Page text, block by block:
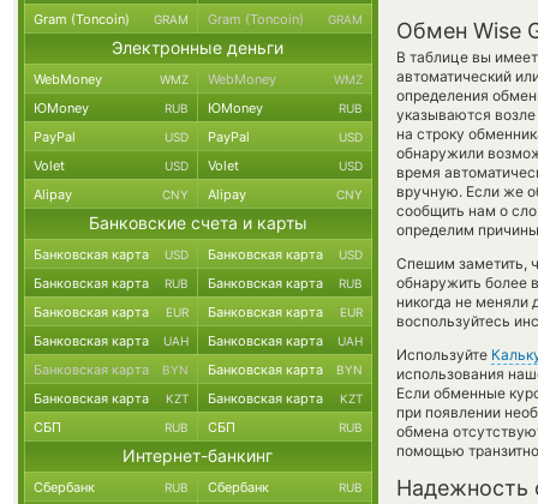
Обмен Wise
В таблице вы
автоматический
определения
указываются
на строку
обнаружили
время
вручную. Если же
сообщить нам о
определим
Спешим заметить,
обнаружить более
никогда не меняли
воспользуйтесь
Используйте
использования
Если обменные
при появлении
обмена
помощью
Надежность
Gram (Toncoin) GRAM Gram (Toncoin) GRAM
Электронные деньги
WebMoney WMZ WebMoney WMZ
ЮMoney RUB ЮMoney RUB
PayPal USD PayPal USD
Volet USD Volet USD
Alipay CNY Alipay CNY
Банковские счета и карты
Банковская карта USD Банковская карта USD
Банковская карта RUB Банковская карта RUB
Банковская карта EUR Банковская карта EUR
Банковская карта UAH Банковская карта UAH
Банковская карта BYN Банковская карта BYN
Банковская карта KZT Банковская карта KZT
СБП RUB СБП RUB
Интернет-банкинг
Сбербанк RUB Сбербанк RUB